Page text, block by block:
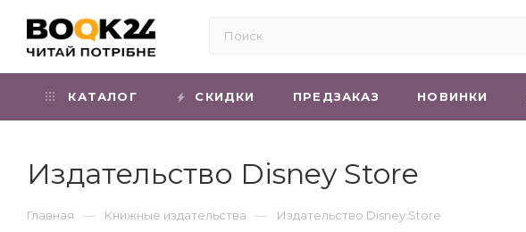
КАТАЛОГ СКИДКИ ПРЕДЗАКАЗ НОВИНКИ
Издательство Disney Store
Главная — Книжные издательства — Издательство Disney Store